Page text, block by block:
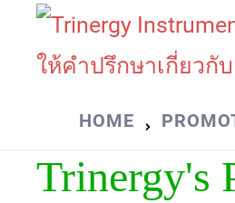
Skip
HOME
Trinergy's